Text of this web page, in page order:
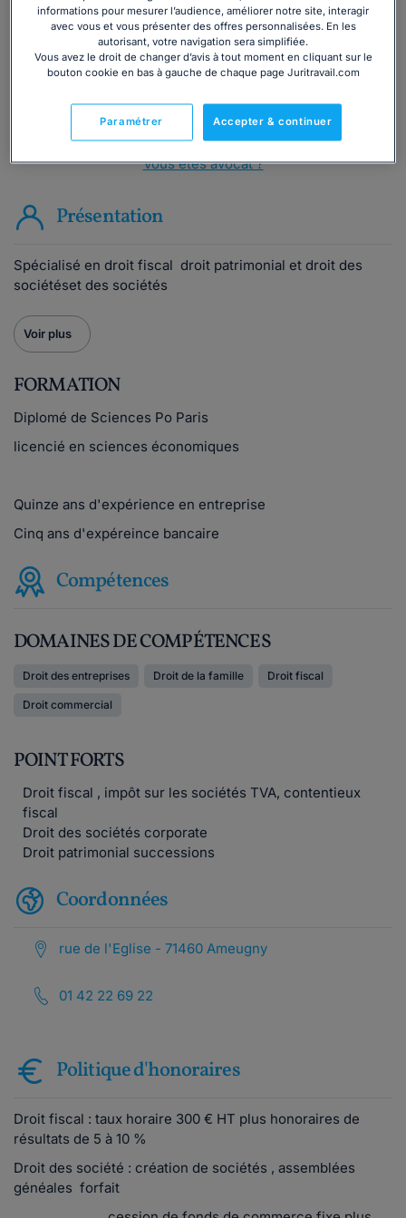
Consulter immédiatement
ou appelez le01 75 75 42 33(8h à 21h du lundi au
Vous êtes avocat ?
Présentation
Spécialisé en droit fiscal droit patrimonial et droit des
sociétéset des sociétés
Voir plus
FORMATION
Diplomé de Sciences Po Paris
licencié en sciences économiques
Quinze ans d'expérience en entreprise
Cinq ans d'expéreince bancaire
Compétences
DOMAINES DE COMPÉTENCES
Droit des entreprises Droit de la famille Droit fiscal
Droit commercial
POINT FORTS
Droit fiscal , impôt sur les sociétés TVA, contentieux
fiscal
Droit des sociétés corporate
Droit patrimonial successions
Coordonnées
rue de l'Eglise - 71460 Ameugny
01 42 22 69 22
Politique d'honoraires
Droit fiscal : taux horaire 300 € HT plus honoraires de
résultats de 5 à 10 %
Droit des société : création de sociétés , assemblées
généales forfait
informations pour mesurer l’audience, améliorer notre site, interagir
avec vous et vous présenter des offres personnalisées. En les
autorisant, votre navigation sera simplifiée.
Vous avez le droit de changer d’avis à tout moment en cliquant sur le
bouton cookie en bas à gauche de chaque page Juritravail.com
Accepter & continuer
Paramétrer